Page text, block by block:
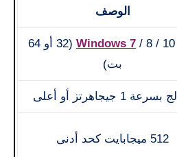
الوصف
Windows 7
/ 8 / 10 / 11 (32 أو 64
بت)
1 جيجاهرتز أو أعلى
512 ميجابايت كحد أدنى